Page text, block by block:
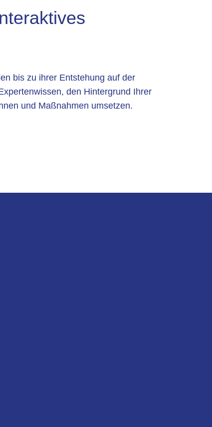
bis zu ihrer Entstehung auf der
den Hintergrund Ihrer
und Maßnahmen umsetzen.